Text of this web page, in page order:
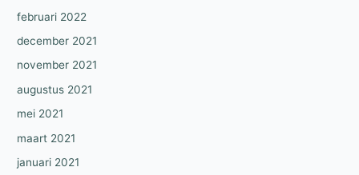
februari 2022
december 2021
november 2021
augustus 2021
mei 2021
maart 2021
januari 2021